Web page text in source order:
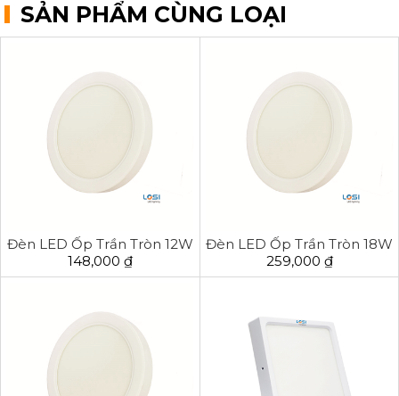
SẢN PHẨM CÙNG LOẠI
Đèn LED Ốp Trần Tròn 12W
148,000 ₫
Đèn LED Ốp Trần Tròn 18W
259,000 ₫